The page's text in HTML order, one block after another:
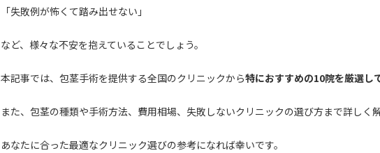
「失敗例が怖くて踏み出せない」
など、様々な不安を抱えていることでしょう。
本記事では、包茎手術を提供する全国のクリニックから特におすすめの10院を厳選し
また、包茎の種類や手術方法、費用相場、失敗しないクリニックの選び方まで詳しく
あなたに合った最適なクリニック選びの参考になれば幸いです。